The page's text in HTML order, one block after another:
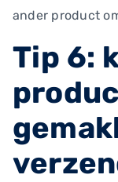
ander product
Tip 6: